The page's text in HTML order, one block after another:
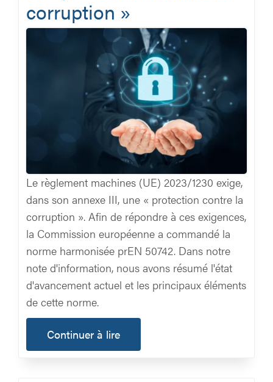
corruption »
Le règlement machines (UE) 2023/1230 exige,
dans son annexe III, une « protection contre la
corruption ». Afin de répondre à ces exigences,
la Commission européenne a commandé la
norme harmonisée prEN 50742. Dans notre
note d'information, nous avons résumé l'état
d'avancement actuel et les principaux éléments
de cette norme.
Continuer à lire